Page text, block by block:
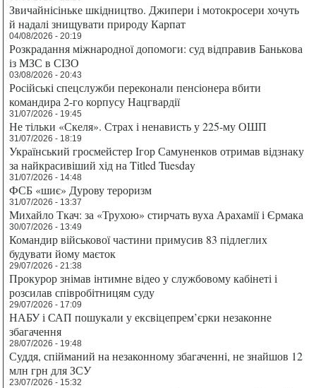
Звичайнісіньке шкідництво. Джипери і мотокросери хочуть
й надалі знищувати природу Карпат
04/08/2026 - 20:19
Розкрадання міжнародної допомоги: суд відправив Банькова
із МЗС в СІЗО
03/08/2026 - 20:43
Російські спецслужби переконали пенсіонера вбити
командира 2-го корпусу Нацгвардії
31/07/2026 - 19:45
Не тільки «Скеля». Страх і ненависть у 225-му ОШП
31/07/2026 - 18:19
Український гросмейстер Ігор Самуненков отримав відзнаку
за найкрасивіший хід на Titled Tuesday
31/07/2026 - 14:48
ФСБ «шиє» Дурову тероризм
31/07/2026 - 13:37
Михайло Ткач: за «Трухою» стирчать вуха Арахамії і Єрмака
30/07/2026 - 13:49
Командир військової частини примусив 83 підлеглих
будувати йому маєток
29/07/2026 - 21:38
Прокурор знімав інтимне відео у службовому кабінеті і
розсилав співробітницям суду
29/07/2026 - 17:09
НАБУ і САП пошукали у ексвіцепрем’єрки незаконне
збагачення
28/07/2026 - 19:48
Суддя, спійманий на незаконному збагаченні, не знайшов 12
млн грн для ЗСУ
23/07/2026 - 15:32